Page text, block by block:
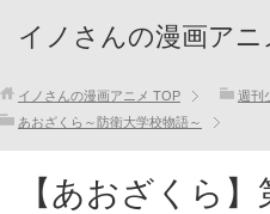
イノさんの漫画アニ
イノさんの漫画アニメ TOP
週刊
あおざくら～防衛大学校物語～
【あおざくら